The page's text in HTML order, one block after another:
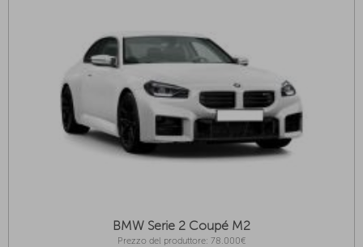
BMW Serie 2 Coupé M2
Prezzo del produttore: 78.000€